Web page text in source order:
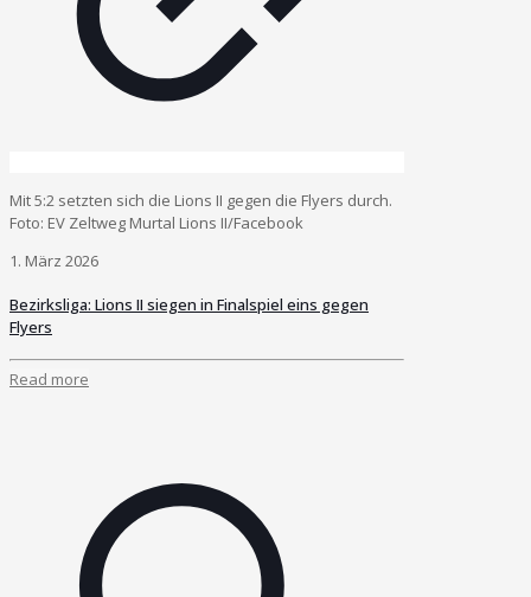
Mit 5:2 setzten sich die Lions II gegen die Flyers durch.
Foto: EV Zeltweg Murtal Lions II/Facebook
1. März 2026
Bezirksliga: Lions II siegen in Finalspiel eins gegen
Flyers
Read more